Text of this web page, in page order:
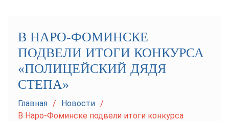
В НАРО-ФОМИНСКЕ
ПОДВЕЛИ ИТОГИ КОНКУРСА
«ПОЛИЦЕЙСКИЙ ДЯДЯ
СТЕПА»
Главная
Новости
В Наро-Фоминске подвели итоги конкурса